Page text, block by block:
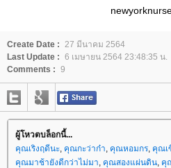
Create Date : 27 มีนาคม 2564
Last Update : 6 เมษายน 2564 23:48:35 น.
Comments : 9
ผู้โหวตบล็อกนี้...
คุณเริงฤดีนะ, คุณกะว่าก๋า, คุณหอมกร, คุณเ
คุณมาช้ายังดีกว่าไม่มา, คุณสองแผ่นดิน, คุ